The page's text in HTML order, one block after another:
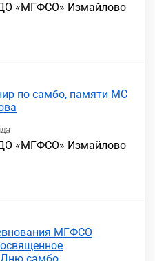
«МГФСО» Измайлово
по самбо, памяти МС
«МГФСО» Измайлово
МГФСО